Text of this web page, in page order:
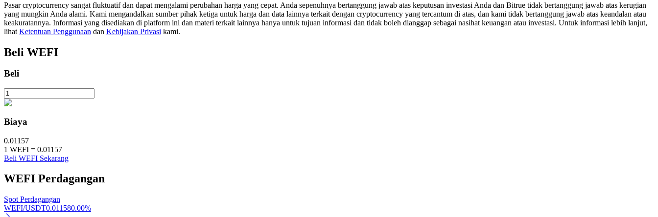
Pengembalian tinggi & akses instan
Pasar cryptocurrency sangat fluktuatif dan dapat mengalami perubahan harga yang cepat. Anda sepenuhnya bertanggung jawab atas keputusan investasi Anda dan Bitrue tidak bertanggung jawab atas kerugian
yang mungkin Anda alami. Kami mengandalkan sumber pihak ketiga untuk harga dan data lainnya terkait dengan cryptocurrency yang tercantum di atas, dan kami tidak bertanggung jawab atas keandalan atau
keakuratannya. Informasi yang disediakan di platform ini dan materi terkait lainnya hanya untuk tujuan informasi dan tidak boleh dianggap sebagai nasihat keuangan atau investasi. Untuk informasi lebih lanjut,
lihat Ketentuan Penggunaan dan Kebijakan Privasi kami.
Beli WEFI
Beli
Biaya
0.01157
1 WEFI = 0.01157
Beli WEFI Sekarang
WEFI Perdagangan
Spot Perdagangan
WEFI/USDT0.011580.00%